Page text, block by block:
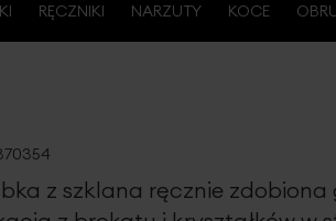
RĘCZNIKI NARZUTY KOCE
z szklana ręcznie